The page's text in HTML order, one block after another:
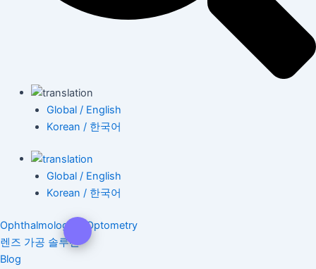
Global / English
Korean / 한국어
Global / English
Korean / 한국어
Ophthalmology & Optometry
렌즈 가공 솔루션
Blog